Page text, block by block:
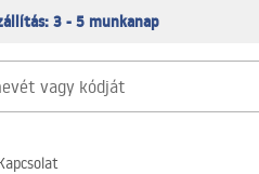
3 - 5 munkanap